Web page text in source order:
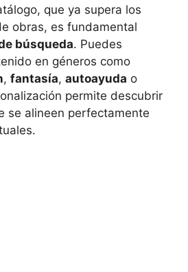
que ya supera los
obras, es fundamental
búsqueda. Puedes
en géneros como
, fantasía, autoayuda o
permite descubrir
se alineen perfectamente